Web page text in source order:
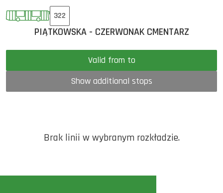
322
PIĄTKOWSKA - CZERWONAK CMENTARZ
Valid from to
Show additional stops
Brak linii w wybranym rozkładzie.